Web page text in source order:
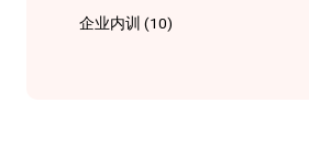
企业内训 (10)